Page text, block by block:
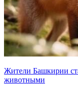
Жители Башкирии
животными